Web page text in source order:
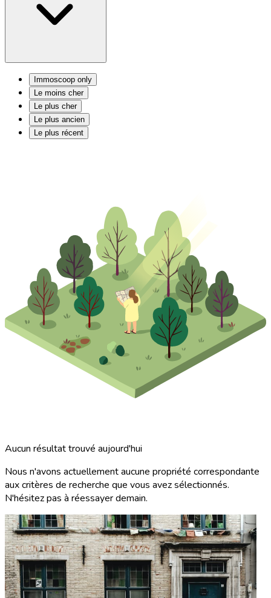
Immoscoop only
Le moins cher
Le plus cher
Le plus ancien
Le plus récent
Aucun résultat trouvé aujourd'hui
Nous n'avons actuellement aucune propriété correspondante
aux critères de recherche que vous avez sélectionnés.
N'hésitez pas à réessayer demain.